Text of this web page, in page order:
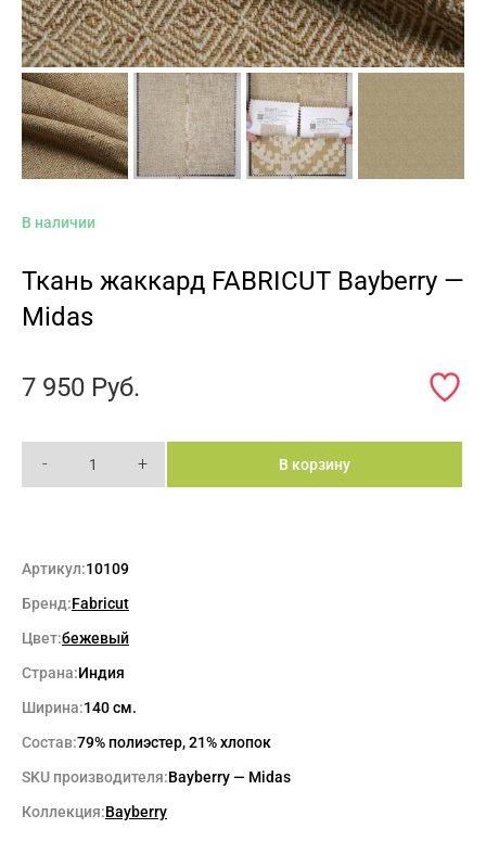
В наличии
Ткань жаккард FABRICUT Bayberry —
Midas
7 950 Руб.
- + В корзину
Артикул:10109
Бренд:Fabricut
Цвет:бежевый
Страна:Индия
Ширина:140 см.
Состав:79% полиэстер, 21% хлопок
SKU производителя:Bayberry — Midas
Коллекция:Bayberry